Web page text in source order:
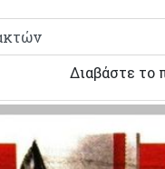
Διαβάστε το